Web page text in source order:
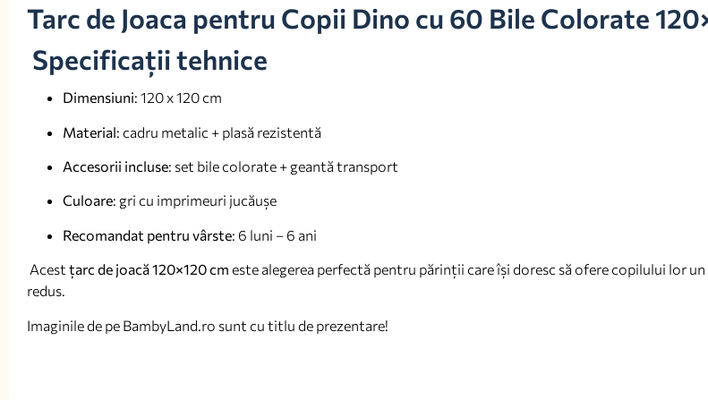
Tarc de Joaca pentru Copii Dino cu 60 Bile Colorate
Specificații tehnice
Dimensiuni: 120 x 120 cm
Material: cadru metalic + plasă rezistentă
Accesorii incluse: set bile colorate + geantă transport
Culoare: gri cu imprimeuri jucăușe
Recomandat pentru vârste: 6 luni – 6 ani
Acest țarc de joacă 120×120 cm este alegerea perfectă pentru părinții care își doresc să ofere copilului lor
redus.
Imaginile de pe BambyLand.ro sunt cu titlu de prezentare!